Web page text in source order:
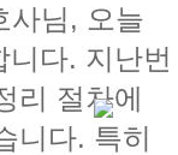
사님, 오늘
다. 지난번
리 절차에
니다. 특히